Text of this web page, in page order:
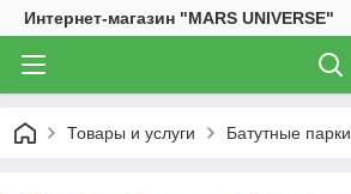
Интернет-магазин "MARS UNIVERSE"
Товары и услуги Батутные парки